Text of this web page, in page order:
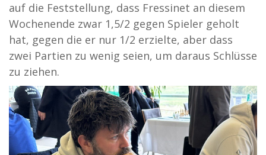
auf die Feststellung, dass Fressinet an diesem
Wochenende zwar 1,5/2 gegen Spieler geholt
hat, gegen die er nur 1/2 erzielte, aber dass
zwei Partien zu wenig seien, um daraus Schlüsse
zu ziehen.